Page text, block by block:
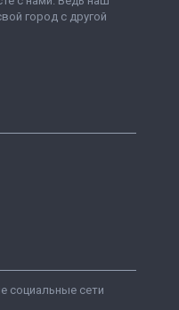
город с другой
социальные сети